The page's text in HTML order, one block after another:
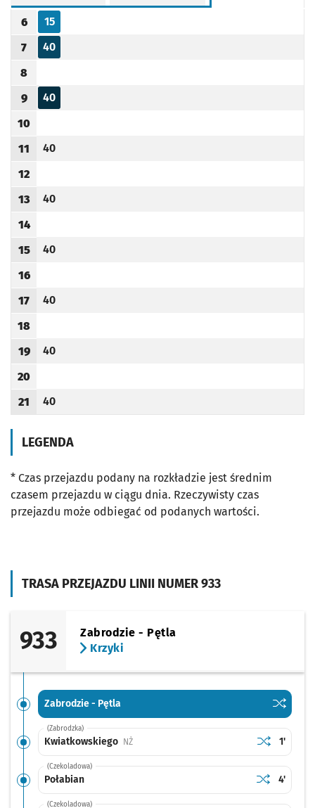
TRASA PRZEJAZDU LINII NUMER 933
933
Zabrodzie - Pętla
Krzyki
Zabrodzie - Pętla Sprawdź
(Zabrodzka)
Kwiatkowskiego NŻPrzystanek na życzenie Sprawdź
Czas
1'
(Czekoladowa)
Połabian Sprawdź
PołabianCzas
4'
(Czekoladowa)
Rozkład jazdy -
Godzina odjazdu
6
Odjazd
15
minut po godzinie 6
Godzina odjazdu
7
Odjazd
40
minut po godzinie 7
Godzina odjazdu
8
Godzina odjazdu
9
Odjazd
40
minut po godzinie 9
Godzina odjazdu
10
Godzina odjazdu
11
Odjazd
40
minut po godzinie 11
Godzina odjazdu
12
Godzina odjazdu
13
Odjazd
40
minut po godzinie 13
Godzina odjazdu
14
Godzina odjazdu
15
Odjazd
40
minut po godzinie 15
Godzina odjazdu
16
Godzina odjazdu
17
Odjazd
40
minut po godzinie 17
Godzina odjazdu
18
Godzina odjazdu
19
Odjazd
40
minut po godzinie 19
Godzina odjazdu
20
Godzina odjazdu
21
Odjazd
40
minut po godzinie 21
LEGENDA
* Czas przejazdu podany na rozkładzie jest średnim
czasem przejazdu w ciągu dnia. Rzeczywisty czas
przejazdu może odbiegać od podanych wartości.